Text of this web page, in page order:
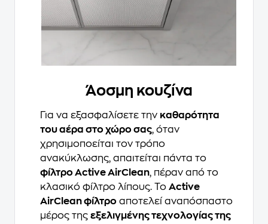
Άοσμη κουζίνα
Για να εξασφαλίσετε την καθαρότητα
του αέρα στο χώρο σας, όταν
χρησιμοποείται τον τρόπο
ανακύκλωσης, απαιτείται πάντα το
φίλτρο Active AirClean, πέραν από το
κλασικό φίλτρο λίπους. Το Active
AirClean φίλτρο αποτελεί αναπόσπαστο
μέρος της εξελιγμένης τεχνολογίας της